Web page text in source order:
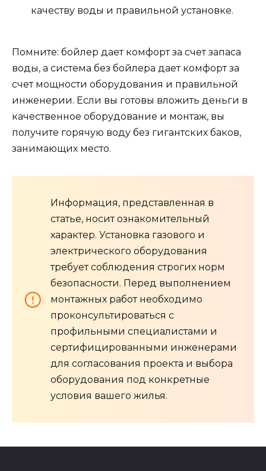
качеству воды и правильной установке.
Помните: бойлер дает комфорт за счет запаса
воды, а система без бойлера дает комфорт за
счет мощности оборудования и правильной
инженерии. Если вы готовы вложить деньги в
качественное оборудование и монтаж, вы
получите горячую воду без гигантских баков,
занимающих место.
Информация, представленная в
статье, носит ознакомительный
характер. Установка газового и
электрического оборудования
требует соблюдения строгих норм
безопасности. Перед выполнением
монтажных работ необходимо
проконсультироваться с
профильными специалистами и
сертифицированными инженерами
для согласования проекта и выбора
оборудования под конкретные
условия вашего жилья.